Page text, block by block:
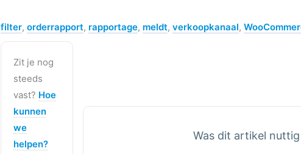
filter, orderrapport, rapportage, meldt, verkoopkanaal,
Zit je nog
steeds
vast? Hoe
kunnen
we
helpen?
Was dit artikel